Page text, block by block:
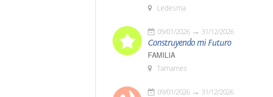
Ledesma
09/01/2026 31/12/2026
Construyendo mi Futuro
FAMILIA
Tamames
09/01/2026 31/12/2026